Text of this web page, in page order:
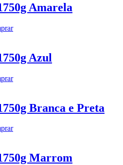
Amarela
Azul
Branca e Preta
Marrom